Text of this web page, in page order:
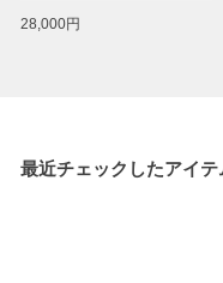
28,000円
最近チェックしたアイテ